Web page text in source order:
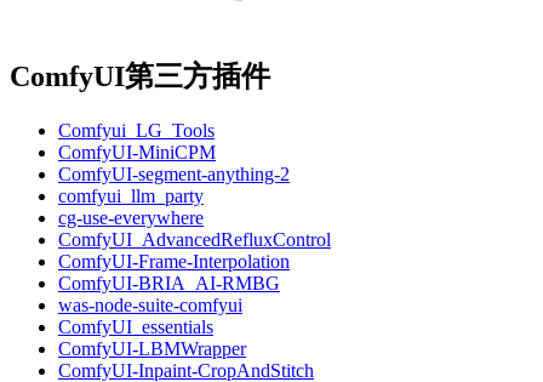
ComfyUI第三方插件
Comfyui_LG_Tools
ComfyUI-MiniCPM
ComfyUI-segment-anything-2
comfyui_llm_party
cg-use-everywhere
ComfyUI_AdvancedRefluxControl
ComfyUI-Frame-Interpolation
ComfyUI-BRIA_AI-RMBG
was-node-suite-comfyui
ComfyUI_essentials
ComfyUI-LBMWrapper
ComfyUI-Inpaint-CropAndStitch